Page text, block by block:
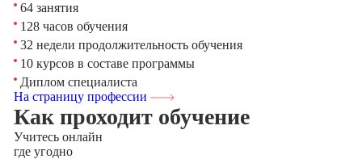
64 занятия
128 часов обучения
32 недели продолжительность обучения
10 курсов в составе программы
Диплом специалиста
На страницу профессии
Как проходит обучение
Учитесь онлайн
где угодно